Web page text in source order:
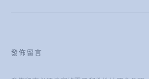
發佈留言